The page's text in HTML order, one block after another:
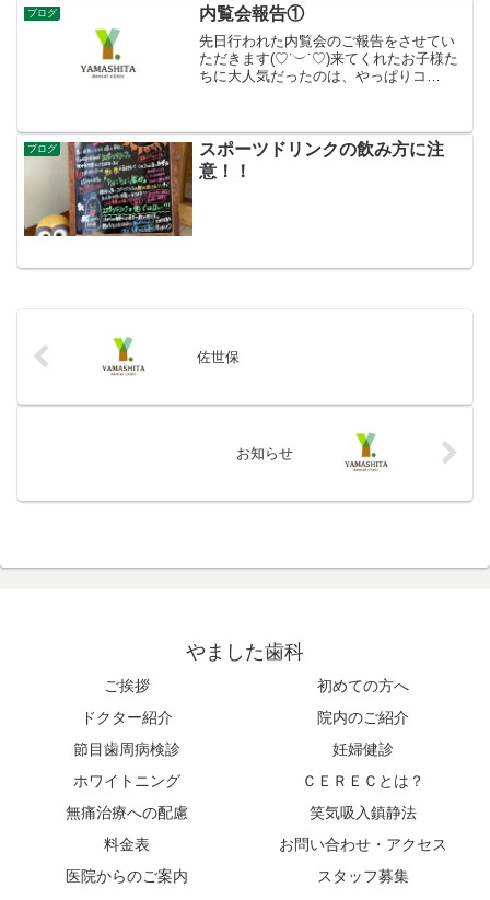
原へ行くことにしました...
ブログ 内覧会報告①
先日行われた内覧会のご報告をさせてい
ただきます(♡˙︶˙♡)来てくれたお子様た
ちに大人気だったのは、やっぱりコ
喜び♪お子様たち...
ブログ
スポーツドリンクの飲み方に注
意！！
佐世保
お知らせ
やました歯科
ご挨拶
初めての方へ
ドクター紹介
院内のご紹介
節目歯周病検診
妊婦健診
ホワイトニング
ＣＥＲＥＣとは？
無痛治療への配慮
笑気吸入鎮静法
料金表
お問い合わせ・アクセス
医院からのご案内
スタッフ募集